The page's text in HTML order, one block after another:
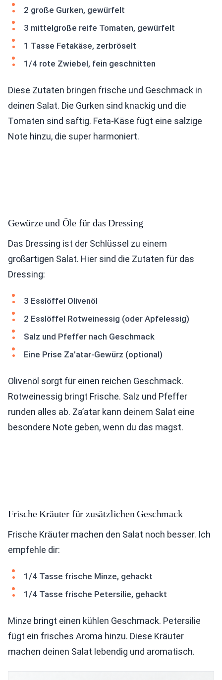
2 große Gurken, gewürfelt
3 mittelgroße reife Tomaten, gewürfelt
1 Tasse Fetakäse, zerbröselt
1/4 rote Zwiebel, fein geschnitten
Diese Zutaten bringen frische und Geschmack in
deinen Salat. Die Gurken sind knackig und die
Tomaten sind saftig. Feta-Käse fügt eine salzige
Note hinzu, die super harmoniert.
Gewürze und Öle für das Dressing
Das Dressing ist der Schlüssel zu einem
großartigen Salat. Hier sind die Zutaten für das
Dressing:
3 Esslöffel Olivenöl
2 Esslöffel Rotweinessig (oder Apfelessig)
Salz und Pfeffer nach Geschmack
Eine Prise Za’atar-Gewürz (optional)
Olivenöl sorgt für einen reichen Geschmack.
Rotweinessig bringt Frische. Salz und Pfeffer
runden alles ab. Za’atar kann deinem Salat eine
besondere Note geben, wenn du das magst.
Frische Kräuter für zusätzlichen Geschmack
Frische Kräuter machen den Salat noch besser. Ich
empfehle dir:
1/4 Tasse frische Minze, gehackt
1/4 Tasse frische Petersilie, gehackt
Minze bringt einen kühlen Geschmack. Petersilie
fügt ein frisches Aroma hinzu. Diese Kräuter
machen deinen Salat lebendig und aromatisch.